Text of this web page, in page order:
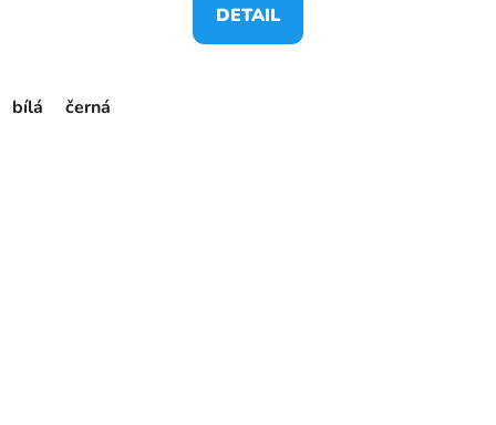
DETAIL
bílá černá